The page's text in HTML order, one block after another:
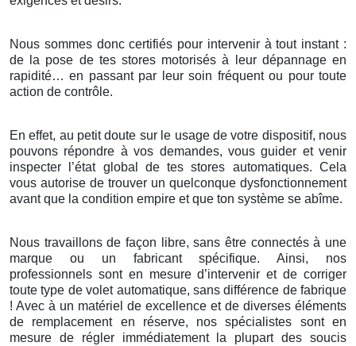
Nous sommes donc certifiés pour intervenir à tout instant :
de la pose de tes stores motorisés à leur dépannage en
rapidité… en passant par leur soin fréquent ou pour toute
action de contrôle.
En effet, au petit doute sur le usage de votre dispositif, nous
pouvons répondre à vos demandes, vous guider et venir
inspecter l’état global de tes stores automatiques. Cela
vous autorise de trouver un quelconque dysfonctionnement
avant que la condition empire et que ton système se abîme.
Nous travaillons de façon libre, sans être connectés à une
marque ou un fabricant spécifique. Ainsi, nos
professionnels sont en mesure d’intervenir et de corriger
toute type de volet automatique, sans différence de fabrique
! Avec à un matériel de excellence et de diverses éléments
de remplacement en réserve, nos spécialistes sont en
mesure de régler immédiatement la plupart des soucis